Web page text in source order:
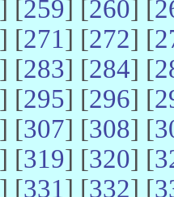
] [259] [260] [
] [271] [272] [
] [283] [284] [
] [295] [296] [
] [307] [308] [
] [319] [320] [
] [331] [332] [